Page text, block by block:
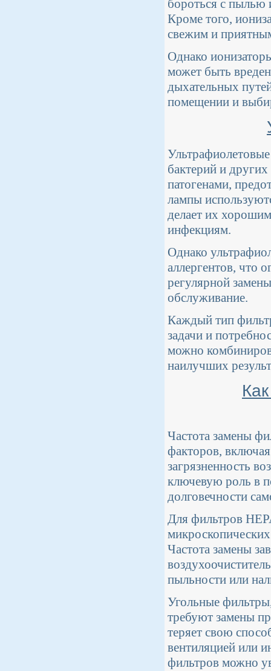
бороться с пылью
Кроме того,
свежим и
Однако
может быть
дыхательных
помещении и
бактерий и
патогенами,
лампы
делает их
инфекциям.
Однако
аллергентов, что
регулярной
обслуживание.
Каждый тип
задачи и
можно
наилучших
Частота замены
факторов,
загрязненность
ключевую роль в
долговечности
Для фильтров
Частота замены
пыльности или
Угольные
требуют замены
теряет свою
вентиляцией или
фильтров можно